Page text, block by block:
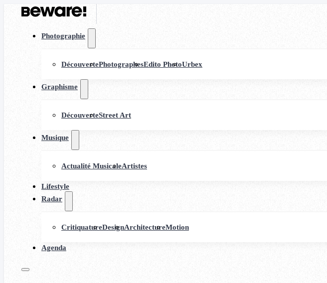
Photographie
DécouvertePhotographesEdito PhotoUrbex
Graphisme
DécouverteStreet Art
Musique
Actualité MusicaleArtistes
Lifestyle
Radar
CritiquatureDesignArchitectureMotion
Agenda